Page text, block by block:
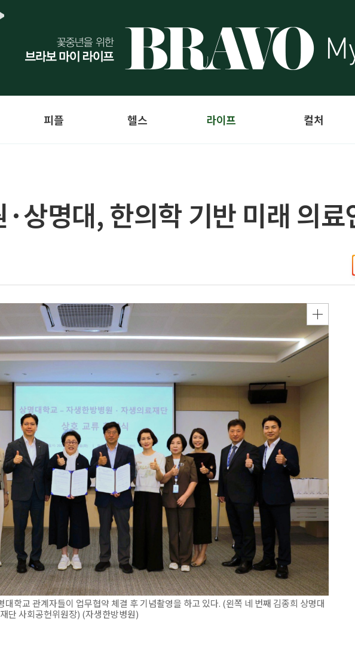
피플 헬스 라이프 컬처
상명대, 한의학 기반 미래 의료
학교 관계자들이 업무협약 체결 후 기념촬영을 하고 있다. (왼쪽 네 번째 김종희 상명대
단 사회공헌위원장) (자생한방병원)